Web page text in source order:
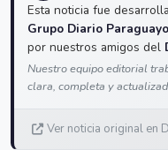
Esta noticia fue
Grupo Diario Paraguayo
por nuestros amigos del
Nuestro equipo editorial
clara, completa y
Ver noticia original en